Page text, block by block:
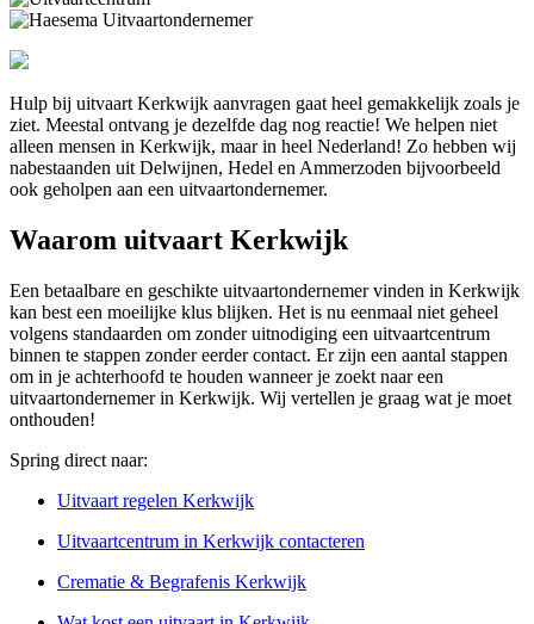
Hulp bij uitvaart Kerkwijk aanvragen gaat heel gemakkelijk zoals je
ziet. Meestal ontvang je dezelfde dag nog reactie! We helpen niet
alleen mensen in Kerkwijk, maar in heel Nederland! Zo hebben wij
nabestaanden uit Delwijnen, Hedel en Ammerzoden bijvoorbeeld
ook geholpen aan een uitvaartondernemer.
Waarom uitvaart Kerkwijk
Een betaalbare en geschikte uitvaartondernemer vinden in Kerkwijk
kan best een moeilijke klus blijken. Het is nu eenmaal niet geheel
volgens standaarden om zonder uitnodiging een uitvaartcentrum
binnen te stappen zonder eerder contact. Er zijn een aantal stappen
om in je achterhoofd te houden wanneer je zoekt naar een
uitvaartondernemer in Kerkwijk. Wij vertellen je graag wat je moet
onthouden!
Spring direct naar:
Uitvaart regelen Kerkwijk
Uitvaartcentrum in Kerkwijk contacteren
Crematie & Begrafenis Kerkwijk